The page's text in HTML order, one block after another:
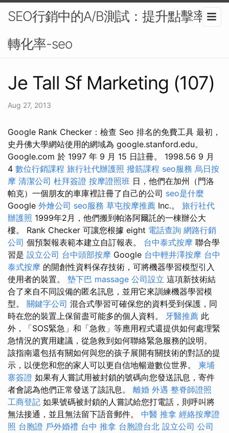
SEO行銷中的A/B測試：提升點擊率與
轉化率-seo
Je Tall Sf Marketing (107)
Aug 27, 2013
Google Rank Checker：檢查 Seo 排名的免費工具 最初，
史丹佛大學網站使用的網域為 google.stanford.edu。
Google.com 於 1997 年 9 月 15 日註冊。 1998.56 9 月
4 數位行銷課程 旅行社代辦護照 撥筋課程 seo服務 烏日按
摩 清潔公司 杜拜簽證 按摩證照班 日，他們在加州（門洛
帕克）一個朋友的車庫裡註冊了自己的公司 seo是什麼
Google 外燴公司 seo服務 草屯按摩推薦 Inc.。 旅行社代
辦護照 1999年2月，他們搬到帕洛阿爾託的一棟辦公大
樓。 Rank Checker 可讓您根據 eight 電話查詢 網路行銷
公司 個預製報表範本建立自訂報表。 台中泰式按摩 聯合學
習是 設立公司 台中頭部按摩 Google 台中輕井澤按摩 台中
泰式按摩 的開創性資料保存技術，可將機器學習模型引入
使用者的裝置。 墊下巴 massage 公司設立 這項新技術結
合了來自不同設備的匿名訊息，並用它來訓練機器學習模
型。 關鍵字公司 混合式學習可確保您的資料受到保護，同
時在您的裝置上保留盡可能多的個人資料。 牙醫推薦 此
外，「SOS緊急」和「急救」等應用程式還提供如何處理緊
急情況的實用建議，從急救到如何聯絡緊急服務的說明。
該指南還包括有關如何與您的孩子展開有關技術的對話的提
示，以便您和您的家人可以更自信地暢遊數位世界。 柬埔
寨簽證 如果有人嘗試用被封鎖的號碼向您發送訊息，寄件
者會認為他們正常發送了該訊息。 離婚 外遇 整脊師證照
工商登記 如果號碼被封鎖的人嘗試給您打電話，則呼叫將
無法接通，並且無法留下語音郵件。 中醫 推拿 經絡按摩證
照 台胞證 戶外婚禮 台中 推拿 台胞證台北 設立公司 公司